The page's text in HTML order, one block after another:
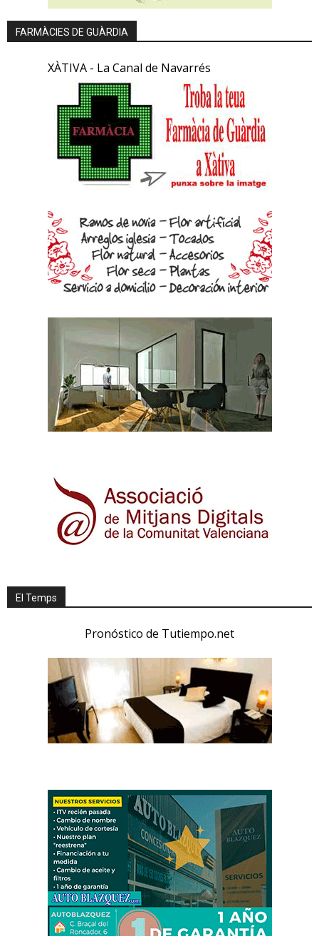
FARMÀCIES DE GUÀRDIA
XÀTIVA - La Canal de Navarrés
El Temps
Pronóstico de Tutiempo.net